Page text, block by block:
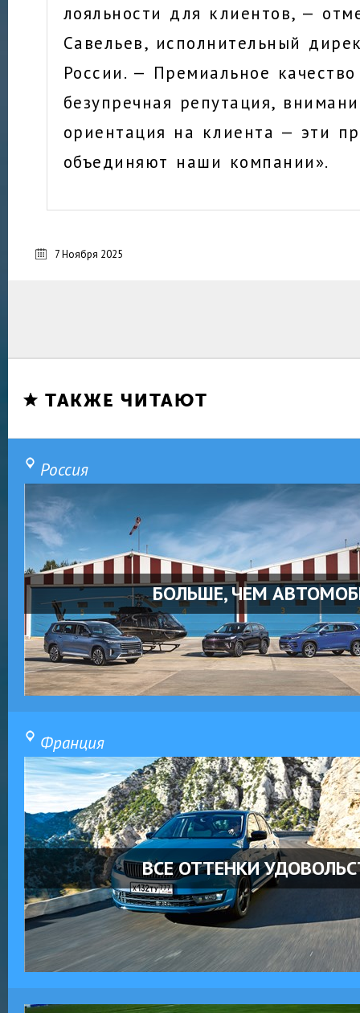
лояльности для клиентов, —
Савельев, исполнительный
России. — Премиальное качество
безупречная репутация,
ориентация на клиента — эти
объединяют наши компании».
7 Ноября 2025
ТАКЖЕ ЧИТАЮТ
Россия
БОЛЬШЕ, ЧЕМ
Франция
ВСЕ ОТТЕНКИ